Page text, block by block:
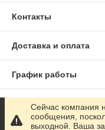
Контакты
Доставка и оплата
График работы
Полная версия сайта
Сейчас компания
сообщения,
выходной. Ваша